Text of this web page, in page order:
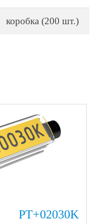
коробка (200 шт.)
PT+02030K